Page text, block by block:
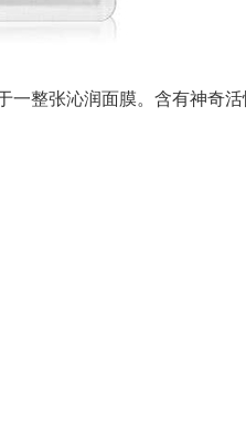
一整张沁润面膜。含有神奇